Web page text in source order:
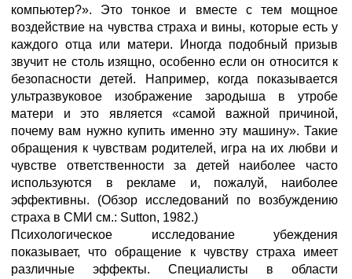
компьютер?». Это тонкое и вместе с тем мощное
воздействие на чувства страха и вины, которые есть у
каждого отца или матери. Иногда подобный призыв
звучит не столь изящно, особенно если он относится к
безопасности детей. Например, когда показывается
ультразвуковое изображение зародыша в утробе
матери и это является «самой важной причиной,
почему вам нужно купить именно эту машину». Такие
обращения к чувствам родителей, игра на их любви и
чувстве ответственности за детей наиболее часто
используются в рекламе и, пожалуй, наиболее
эффективны. (Обзор исследований по возбуждению
страха в СМИ см.: Sutton, 1982.)
Психологическое исследование убеждения
показывает, что обращение к чувству страха имеет
различные эффекты. Специалисты в области